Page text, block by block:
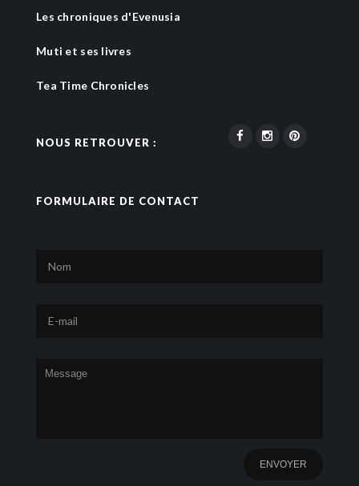
Les chroniques d'Evenusia
Muti et ses livres
Tea Time Chronicles
NOUS RETROUVER :
FORMULAIRE DE CONTACT